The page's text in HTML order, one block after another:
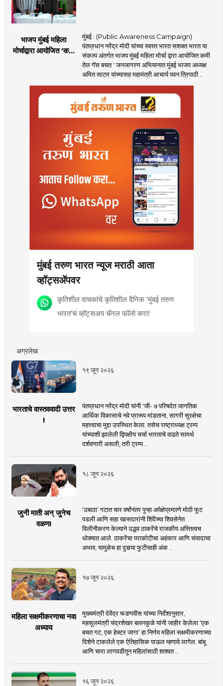
भाजप मुंबई महिला
मोर्चाद्वारा आयोजित 'कमी
मुंबई : (Public Awareness Campaign)
पंतप्रधान नरेंद्र मोदी यांच्या स्वस्त भारत सशक्त भारत या
संकल्प अंतर्गत भाजप मुंबई महिला मोर्चा द्वारा आयोजित कमी
तेल गॅस बचत ' जनजागरण अभियानात मुंबई भाजप अध्यक्ष
अमित साटम यांच्यासह महामंत्री आचार्य पवन त्रिपाठी ..
मुंबई तरुण भारत न्यूज मराठी आता
व्हॉट्सॲपवर
कृतिशील वाचकांचे कृतिशील दैनिक 'मुंबई तरुण
भारत'चं व्हॉट्सअप चॅनल फॉलो करा!
अग्रलेख
१९ जून २०२६
भारताचे वास्तववादी उत्तर
!
पंतप्रधान नरेंद्र मोदी यांनी 'जी- ७ परिषदेत जागतिक
आर्थिक विकासाचे नवे प्रारूप मांडताना, सागरी सुरक्षेचा
महत्त्वाचा मुद्दा उपस्थित केला. तसेच राष्ट्राध्यक्ष ट्रम्प
यांच्याशी झालेली द्विपक्षीय चर्चा भारताचे वाढते सामर्थ
दर्शवणारी असली, तरी ट्रम्प ..
१८ जून २०२६
जुनी माती अन् जुनेच
वळण!
‘उबाठा’ गटात चार वर्षांनंतर पुन्हा अपेक्षेप्रमााणे मोठी फूट
पडली आणि सहा खासदारांनी शिंदेंच्या शिवसेनेत
विलीनीकरण केल्याने उद्धव ठाकरेंचे राजकीय अस्तित्वच
धोक्यात आले. ठाकरेंचा पराकोटीचा अहंकार आणि संवादाचा
अभाव, यामुळेच हा दुसर्‍या फुटीचाही अंक ..
१७ जून २०२६
महिला सक्षमीकरणाचा नवा
अध्याय
मुख्यमंत्री देवेंद्र फडणवीस यांच्या निर्देशानुसार,
महसूलमंत्री चंद्रशेखर बावनकुळे यांनी जाहीर केलेला ‘एक
बचत गट, एक हेक्टर जागा’ हा निर्णय महिला सक्षमीकरणाच्या
दिशेने टाकलेले एक ऐतिहासिक पाऊल म्हणावे लागेल. बांबू
आणि चारा लागवडीतून महिलांसाठी शाश्वत ..
१६ जून २०२६